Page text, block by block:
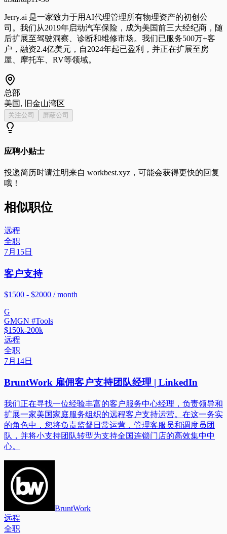
Jerry.ai 是一家致力于用AI代理管理所有物理资产的初创公
司。我们从2019年启动汽车保险，成为美国前三大经纪商，随
后扩展至驾驶洞察、诊断和维修市场。我们已服务500万+客
户，融资2.4亿美元，自2024年起已盈利，并正在扩展至房
屋、摩托车、RV等领域。
总部
美国, 旧金山湾区
关注公司 屏蔽公司
应聘小贴士
投递简历时请注明来自 workbest.xyz ，可能会获得更快的回复
哦！
相似职位
远程
全职
7月15日
客户支持
$1500 - $2000 / month
G
GMGN #Tools
$150k-200k
远程
全职
7月14日
BruntWork 雇佣客户支持团队经理 | LinkedIn
我们正在寻找一位经验丰富的客户服务中心经理，负责领导和
扩展一家美国家庭服务组织的远程客户支持运营。在这一务实
的角色中，您将负责监督日常运营，管理客服员和调度员团
队，并将小支持团队转型为支持全国连锁门店的高效集中中
心。
BruntWork
远程
全职